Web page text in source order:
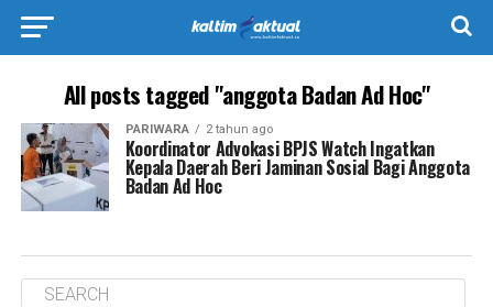
All posts tagged "anggota Badan Ad Hoc"
PARIWARA 2 tahun ago
Koordinator Advokasi BPJS Watch Ingatkan
Kepala Daerah Beri Jaminan Sosial Bagi Anggota
Badan Ad Hoc